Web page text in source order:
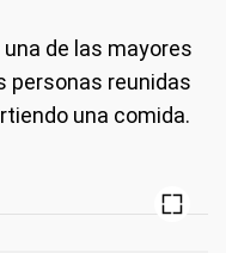
de las mayores
personas reunidas
una comida.